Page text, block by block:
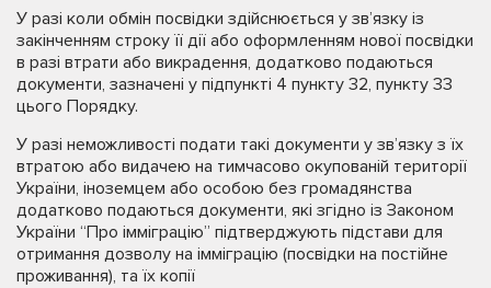
У разі коли обмін посвідки здійснюється у зв’язку із
закінченням строку її дії або оформленням нової посвідки
в разі втрати або викрадення, додатково подаються
документи, зазначені у підпункті 4 пункту 32, пункту 33
цього Порядку.
У разі неможливості подати такі документи у зв’язку з їх
втратою або видачею на тимчасово окупованій території
України, іноземцем або особою без громадянства
додатково подаються документи, які згідно із Законом
України “Про імміграцію” підтверджують підстави для
отримання дозволу на імміграцію (посвідки на постійне
проживання), та їх копії